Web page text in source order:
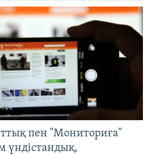
пен "Мониториға"
үндістандық,